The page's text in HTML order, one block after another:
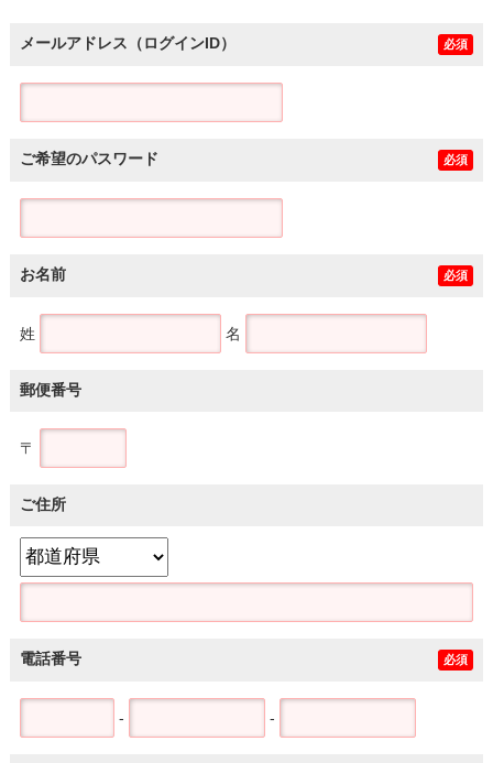
メールアドレス（ログインID） 必須
ご希望のパスワード 必須
お名前 必須
姓 名
郵便番号
〒
ご住所
電話番号 必須
- -